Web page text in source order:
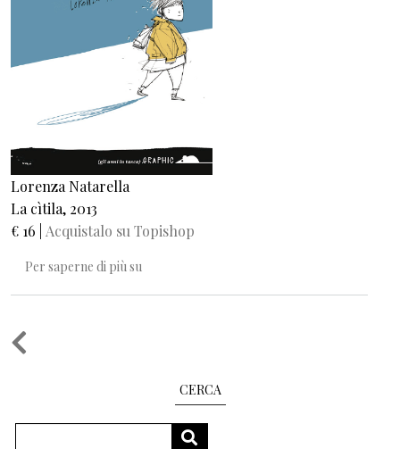
Lorenza Natarella
La cìtila, 2013
€ 16 | Acquistalo su Topishop
Per saperne di più su
Paginazione
CERCA
CERCA